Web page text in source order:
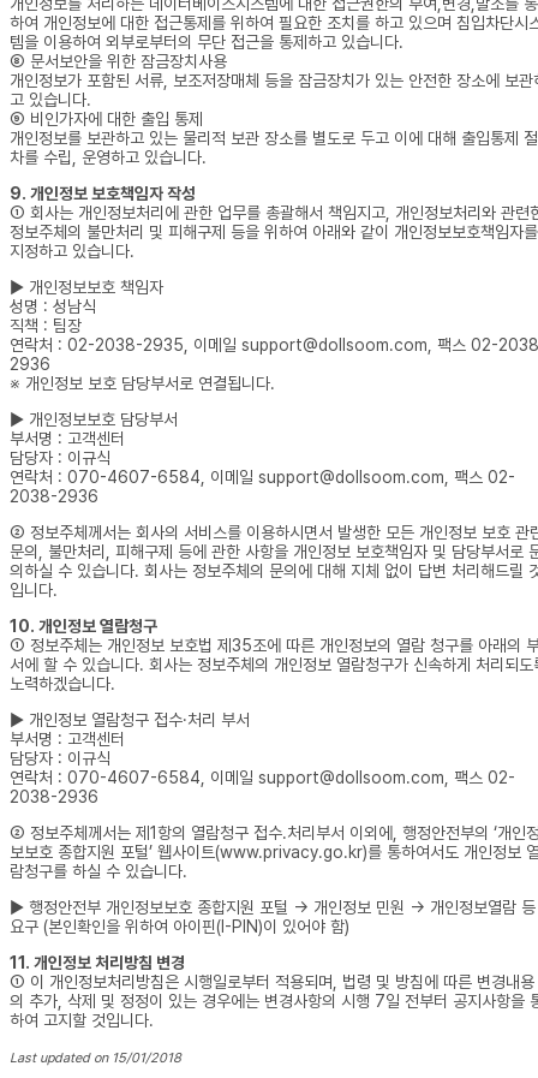
개인정보를 처리하는 데이터베이스시스템에 대한 접근권한의 부여,변경,말소를 통
하여 개인정보에 대한 접근통제를 위하여 필요한 조치를 하고 있으며 침입차단시
템을 이용하여 외부로부터의 무단 접근을 통제하고 있습니다.
⑧ 문서보안을 위한 잠금장치사용
개인정보가 포함된 서류, 보조저장매체 등을 잠금장치가 있는 안전한 장소에 보관
고 있습니다.
⑨ 비인가자에 대한 출입 통제
개인정보를 보관하고 있는 물리적 보관 장소를 별도로 두고 이에 대해 출입통제 절
차를 수립, 운영하고 있습니다.
9. 개인정보 보호책임자 작성
① 회사는 개인정보처리에 관한 업무를 총괄해서 책임지고, 개인정보처리와 관련
정보주체의 불만처리 및 피해구제 등을 위하여 아래와 같이 개인정보보호책임자를
지정하고 있습니다.
▶ 개인정보보호 책임자
성명 : 성남식
직책 : 팀장
연락처 : 02-2038-2935, 이메일 support@dollsoom.com, 팩스 02-
2936
※ 개인정보 보호 담당부서로 연결됩니다.
▶ 개인정보보호 담당부서
부서명 : 고객센터
담당자 : 이규식
연락처 : 070-4607-6584, 이메일 support@dollsoom.com, 팩스 02-
2038-2936
② 정보주체께서는 회사의 서비스를 이용하시면서 발생한 모든 개인정보 보호 관
문의, 불만처리, 피해구제 등에 관한 사항을 개인정보 보호책임자 및 담당부서로
의하실 수 있습니다. 회사는 정보주체의 문의에 대해 지체 없이 답변 처리해드릴
입니다.
10. 개인정보 열람청구
① 정보주체는 개인정보 보호법 제35조에 따른 개인정보의 열람 청구를 아래의
서에 할 수 있습니다. 회사는 정보주체의 개인정보 열람청구가 신속하게 처리되도
노력하겠습니다.
▶ 개인정보 열람청구 접수·처리 부서
부서명 : 고객센터
담당자 : 이규식
연락처 : 070-4607-6584, 이메일 support@dollsoom.com, 팩스 02-
2038-2936
② 정보주체께서는 제1항의 열람청구 접수․처리부서 이외에, 행정안전부의 ‘개인
보보호 종합지원 포털’ 웹사이트(www.privacy.go.kr)를 통하여서도 개인정보
람청구를 하실 수 있습니다.
▶ 행정안전부 개인정보보호 종합지원 포털 → 개인정보 민원 → 개인정보열람 등
요구 (본인확인을 위하여 아이핀(I-PIN)이 있어야 함)
11. 개인정보 처리방침 변경
① 이 개인정보처리방침은 시행일로부터 적용되며, 법령 및 방침에 따른 변경내용
의 추가, 삭제 및 정정이 있는 경우에는 변경사항의 시행 7일 전부터 공지사항을
하여 고지할 것입니다.
Last updated on 15/01/2018